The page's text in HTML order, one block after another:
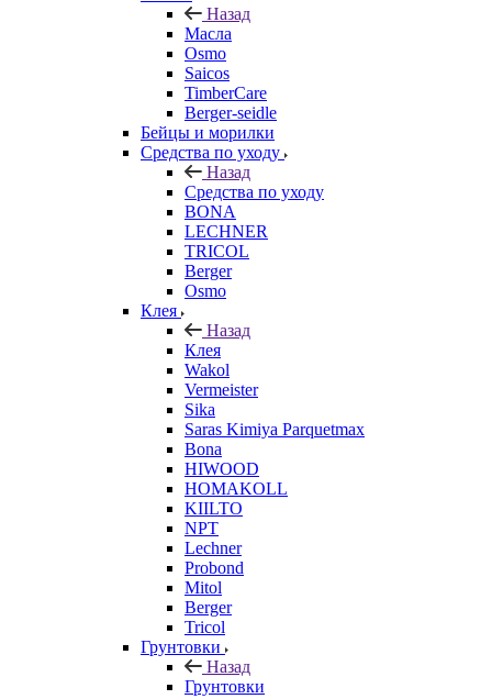
Назад
Масла
Osmo
Saicos
TimberCare
Berger-seidle
Бейцы и морилки
Средства по уходу
Назад
Средства по уходу
BONA
LECHNER
TRICOL
Berger
Osmo
Клея
Назад
Клея
Wakol
Vermeister
Sika
Saras Kimiya Parquetmax
Bona
HIWOOD
HOMAKOLL
KIILTO
NPT
Lechner
Probond
Mitol
Berger
Tricol
Грунтовки
Назад
Грунтовки